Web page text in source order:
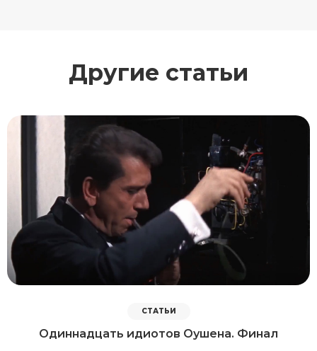
Другие статьи
СТАТЬИ
Одиннадцать идиотов Оушена. Финал